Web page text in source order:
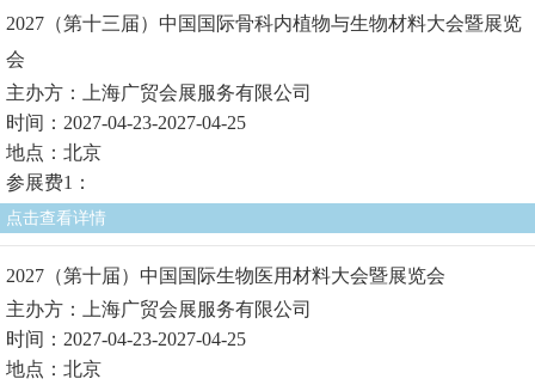
2027（第十三届）中国国际骨科内植物与生物材料大会暨展览
会
主办方：上海广贸会展服务有限公司
时间：2027-04-23-2027-04-25
地点：北京
参展费1：
点击查看详情
2027（第十届）中国国际生物医用材料大会暨展览会
主办方：上海广贸会展服务有限公司
时间：2027-04-23-2027-04-25
地点：北京